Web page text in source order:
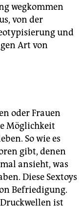
wegkommen
von der
und
Art von
oder Frauen
Möglichkeit
So wie es
gibt, denen
ansieht, was
Diese Sextoys
Befriedigung.
ist